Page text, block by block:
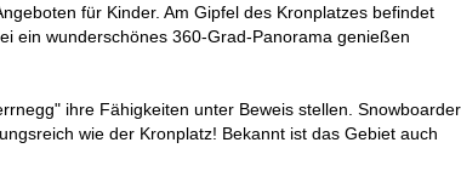
für Kinder. Am Gipfel des Kronplatzes befindet
ein wunderschönes 360-Grad-Panorama genießen
ihre Fähigkeiten unter Beweis stellen. Snowboarder
wie der Kronplatz! Bekannt ist das Gebiet auch